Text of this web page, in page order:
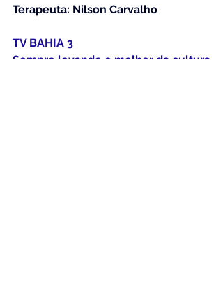
Terapeuta: Nilson Carvalho
TV BAHIA 3
Sempre levando o melhor da cultura